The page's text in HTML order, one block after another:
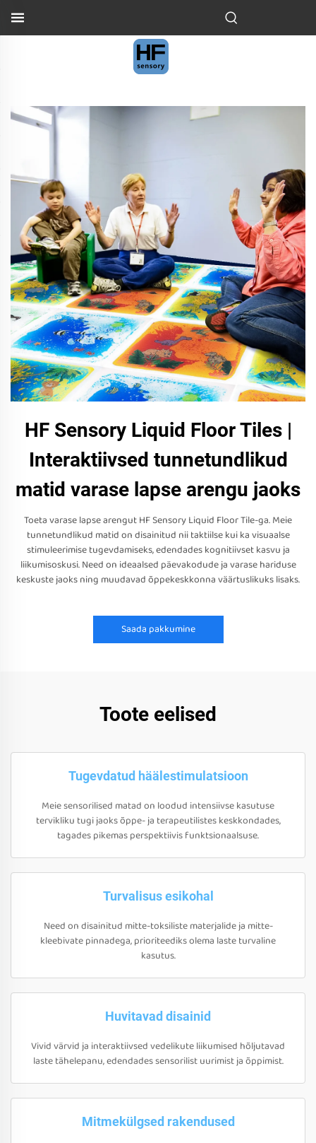
HF Sensory Liquid Floor Tiles |
Interaktiivsed tunnetundlikud
matid varase lapse arengu jaoks
Toeta varase lapse arengut HF Sensory Liquid Floor Tile-ga. Meie
tunnetundlikud matid on disainitud nii taktiilse kui ka visuaalse
stimuleerimise tugevdamiseks, edendades kognitiivset kasvu ja
liikumisoskusi. Need on ideaalsed päevakodude ja varase hariduse
keskuste jaoks ning muudavad õppekeskkonna väärtuslikuks lisaks.
Saada pakkumine
Toote eelised
Tugevdatud häälestimulatsioon
Meie sensorilised matad on loodud intensiivse kasutuse
tervikliku tugi jaoks õppe- ja terapeutilistes keskkondades,
tagades pikemas perspektiivis funktsionaalsuse.
Turvalisus esikohal
Need on disainitud mitte-toksiliste materjalide ja mitte-
kleebivate pinnadega, prioriteediks olema laste turvaline
kasutus.
Huvitavad disainid
Vivid värvid ja interaktiivsed vedelikute liikumised hõljutavad
laste tähelepanu, edendades sensorilist uurimist ja õppimist.
Mitmekülgsed rakendused